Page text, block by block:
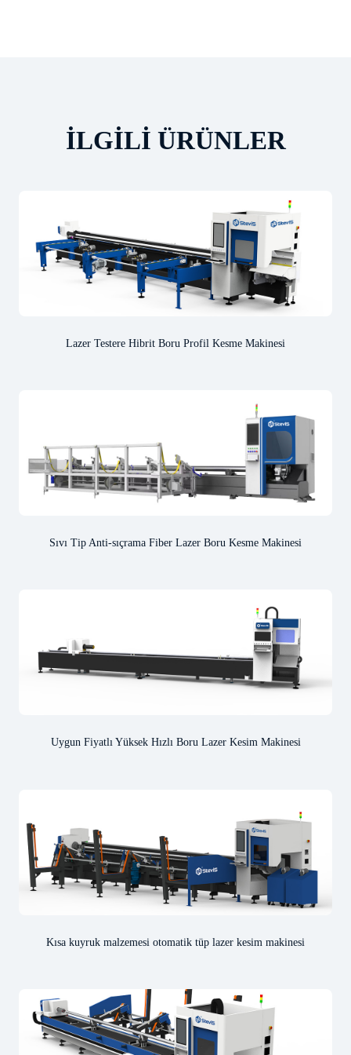
İLGILI ÜRÜNLER
Lazer Testere Hibrit Boru Profil Kesme Makinesi
Sıvı Tip Anti-sıçrama Fiber Lazer Boru Kesme Makinesi
Uygun Fiyatlı Yüksek Hızlı Boru Lazer Kesim Makinesi
Kısa kuyruk malzemesi otomatik tüp lazer kesim makinesi